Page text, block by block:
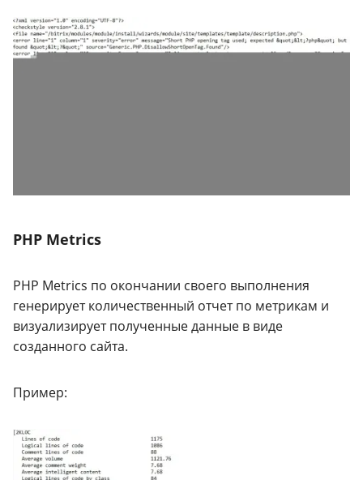
PHP Metrics
PHP Metrics по окончании своего выполнения
генерирует количественный отчет по метрикам и
визуализирует полученные данные в виде
созданного сайта.
Пример: